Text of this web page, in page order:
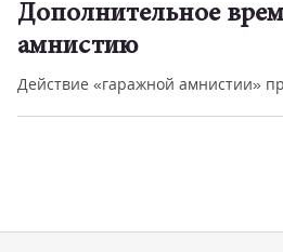
Дополнительное
амнистию
Действие «гаражной амнистии»